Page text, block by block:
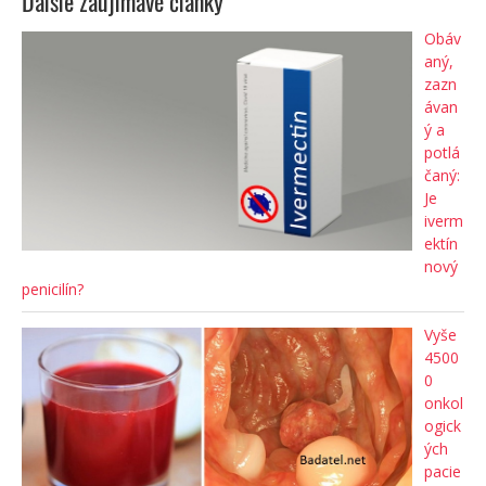
Obáv
aný,
zazn
ávan
ý a
potlá
čaný:
Je
iverm
ektín
nový
penicilín?
Vyše
4500
0
onkol
ogick
ých
pacie